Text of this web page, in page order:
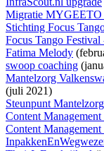
Migratie
Stichting Focus
Focus Tango Festival
Fatima Melody
swoop coaching
Mantelzorg
(juli 2021)
Steunpunt
Content
Content